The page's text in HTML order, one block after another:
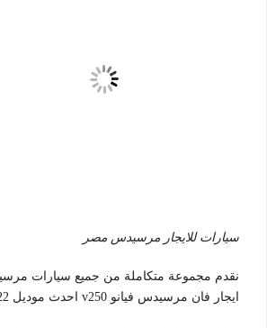
سيارات للايجار مرسيدس مصر
نقدم مجموعة متكاملة من جميع سيارات
ايجار فان مرسيدس فيانو v250 احدث موديل 2022